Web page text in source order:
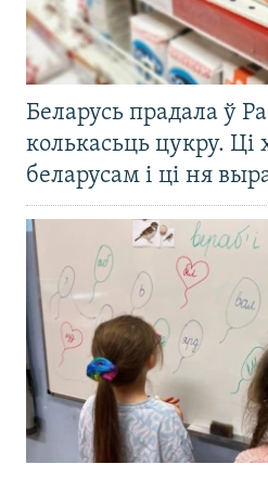
Беларусь прадала ў
колькасьць цукру. Ці
беларусам і ці ня